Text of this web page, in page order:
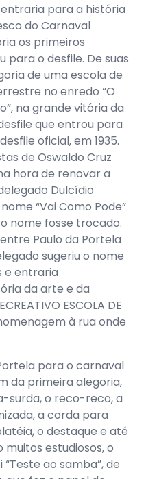
para a história
do Carnaval
os primeiros
para o desfile. De suas
de uma escola de
no enredo “O
na grande vitória da
que entrou para
oficial, em 1935.
de Oswaldo Cruz
hora de renovar a
Dulcídio
“Vai Como Pode”
nome fosse trocado.
Paulo da Portela
sugeriu o nome
e entraria
da arte e da
ESCOLA DE
à rua onde
para o carnaval
da primeira alegoria,
surda, o reco-reco, a
a corda para
o destaque e até
estudiosos, o
ao samba”, de